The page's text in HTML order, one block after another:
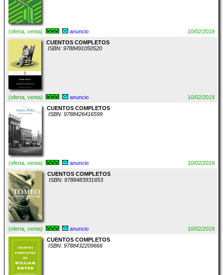
(oferta, venta) anuncio
10/02/2019
CUENTOS COMPLETOS
ISBN: 9788491050520
(oferta, venta) anuncio
10/02/2019
CUENTOS COMPLETOS
ISBN: 9788426416599
(oferta, venta) anuncio
10/02/2019
CUENTOS COMPLETOS
ISBN: 9788483931653
(oferta, venta) anuncio
10/02/2019
CUENTOS COMPLETOS
ISBN: 9788432209666